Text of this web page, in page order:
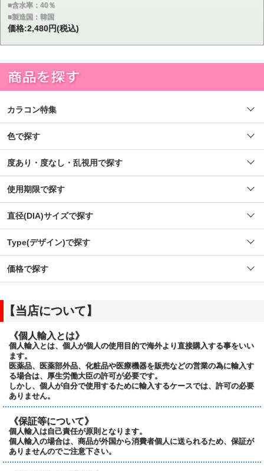
■含水率：40％
■製造国：韓国
価格:2,480円(税込)
カラコン特集
色で探す
度あり・度なし・乱視用で探す
使用期限で探す
直径(DIA)サイズで探す
Type(デザイン)で探す
価格で探す
【当店について】
《個人輸入とは》
個人輸入とは、個人が個人の使用目的で海外より直接購入する事をいい
ます。
医薬品、医薬部外品、化粧品や医療機器を販売などの営業の為に輸入す
る場合は、厚生労働大臣の許可が必要です。
しかし、個人が自分で使用するために輸入するケースでは、許可の必要
ありません。
《保証等について》
個人輸入は自己責任が原則となります。
個人輸入の場合は、商品が外国から消費者個人に送られるため、保証が
ありませんのでご注意下さい。